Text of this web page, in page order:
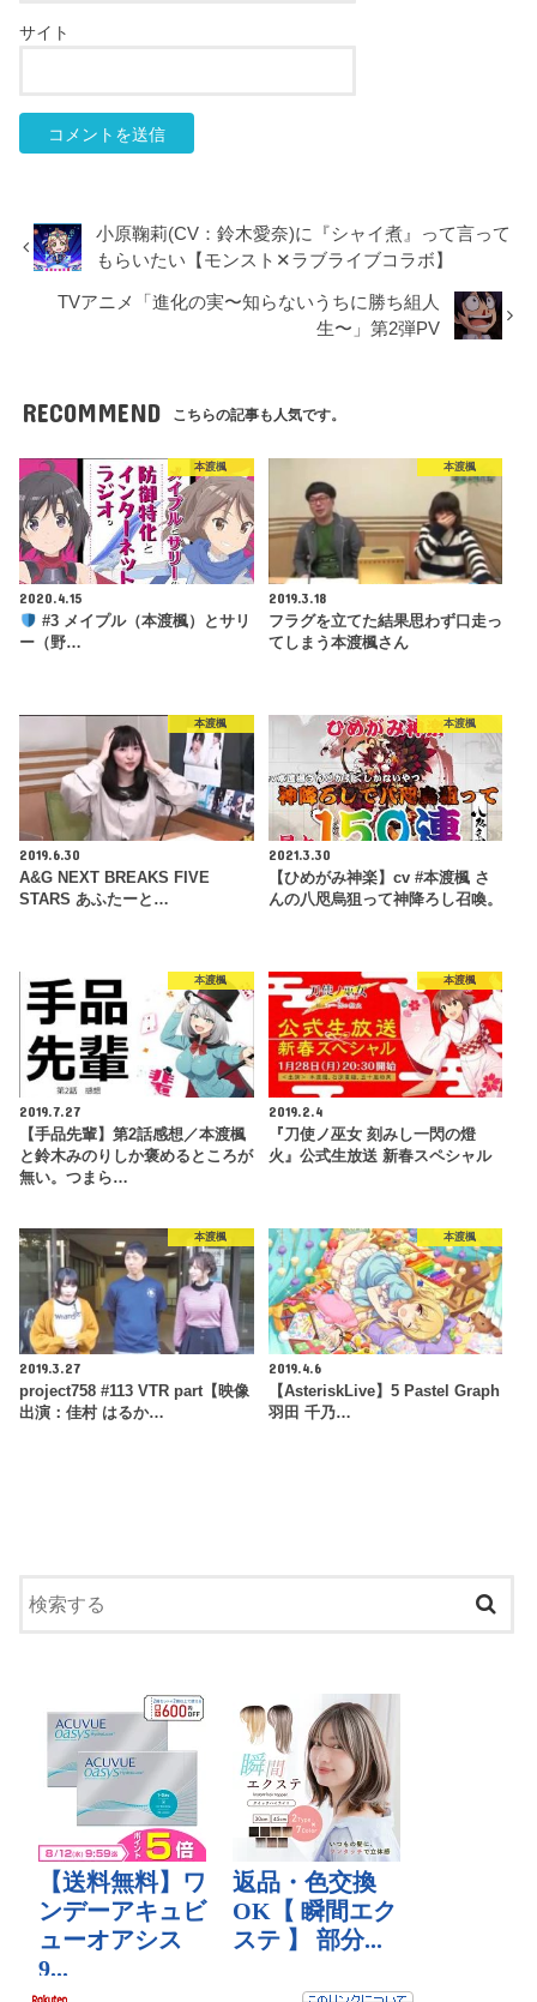
サイト
小原鞠莉(CV：鈴木愛奈)に『シャイ煮』って言って
もらいたい【モンスト✕ラブライブコラボ】
TVアニメ「進化の実〜知らないうちに勝ち組人
生〜」第2弾PV
RECOMMEND こちらの記事も人気です。
本渡楓
2020.4.15
#3 メイプル（本渡楓）とサリ
ー（野…
本渡楓
2019.3.18
フラグを立てた結果思わず口走っ
てしまう本渡楓さん
本渡楓
2019.6.30
A&G NEXT BREAKS FIVE
STARS あふたーと…
本渡楓
2021.3.30
【ひめがみ神楽】cv #本渡楓 さ
んの八咫烏狙って神降ろし召喚。
本渡楓
2019.7.27
【手品先輩】第2話感想／本渡楓
と鈴木みのりしか褒めるところが
無い。つまら…
本渡楓
2019.2.4
『刀使ノ巫女 刻みし一閃の燈
火』公式生放送 新春スペシャル
本渡楓
2019.3.27
project758 #113 VTR part【映像
出演：佳村 はるか…
本渡楓
2019.4.6
【AsteriskLive】5 Pastel Graph
羽田 千乃…